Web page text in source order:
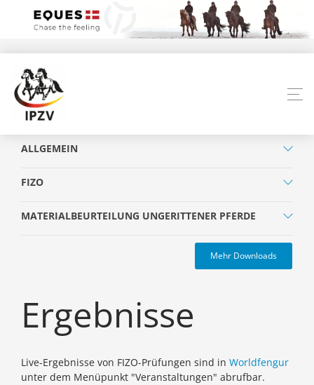
ALLGEMEIN
FIZO
MATERIALBEURTEILUNG UNGERITTENER PFERDE
Mehr Downloads
Ergebnisse
Live-Ergebnisse von FIZO-Prüfungen sind in Worldfengur
unter dem Menüpunkt "Veranstaltungen" abrufbar.